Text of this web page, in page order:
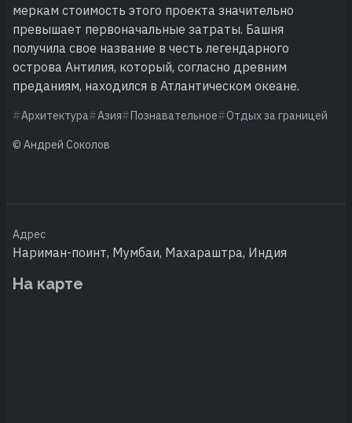
меркам стоимость этого проекта значительно
превышает первоначальные затраты. Башня
получила свое название в честь легендарного
острова Антилия, который, согласно древним
преданиям, находился в Атлантическом океане.
Архитектура Азия Познавательное Отдых за границей
© Андрей Соколов
Адрес
Нариман-поинт, Мумбаи, Махараштра, Индия
На карте